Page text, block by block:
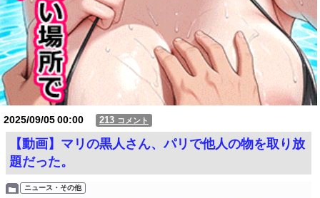
2025/09/0500:00 213 コメント
【動画】マリの黒人さん、パリで他人の物を取り放
題だった。
ニュース・その他